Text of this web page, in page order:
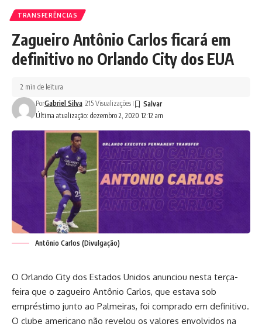
TRANSFERÊNCIAS
Zagueiro Antônio Carlos ficará em
definitivo no Orlando City dos EUA
Última atualização: dezembro 2, 2020 12:12 am
PorGabriel Silva 215 Visualizações
2 min de leitura
Antônio Carlos (Divulgação)
O Orlando City dos Estados Unidos anunciou nesta terça-
feira que o zagueiro Antônio Carlos, que estava sob
empréstimo junto ao Palmeiras, foi comprado em definitivo.
O clube americano não revelou os valores envolvidos na